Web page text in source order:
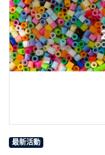
最新活動